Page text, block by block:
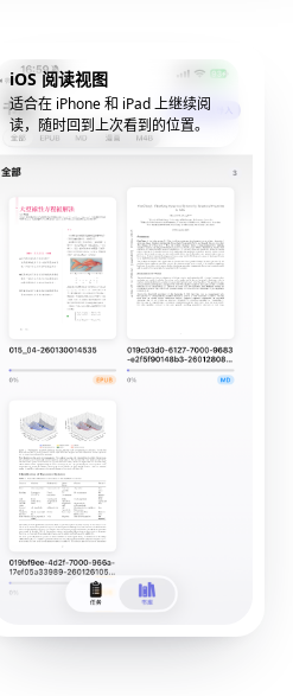
iOS 阅读视图
适合在 iPhone 和 iPad 上继续阅
读，随时回到上次看到的位置。